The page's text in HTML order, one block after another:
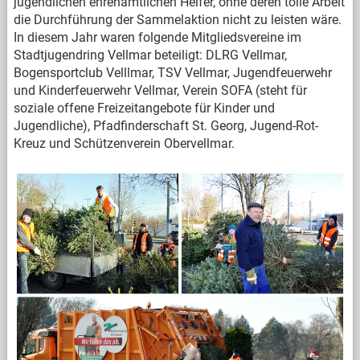
die Durchführung der Sammelaktion nicht zu leisten wäre.
In diesem Jahr waren folgende Mitgliedsvereine im
Stadtjugendring Vellmar beteiligt: DLRG Vellmar,
Bogensportclub Velllmar, TSV Vellmar, Jugendfeuerwehr
und Kinderfeuerwehr Vellmar, Verein SOFA (steht für
soziale offene Freizeitangebote für Kinder und
Jugendliche), Pfadfinderschaft St. Georg, Jugend-Rot-
Kreuz und Schützenverein Obervellmar.